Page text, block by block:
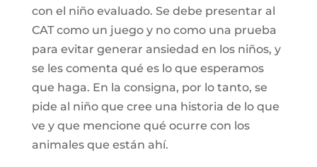
con el niño evaluado. Se debe presentar al
CAT como un juego y no como una prueba
para evitar generar ansiedad en los niños, y
se les comenta qué es lo que esperamos
que haga. En la consigna, por lo tanto, se
pide al niño que cree una historia de lo que
ve y que mencione qué ocurre con los
animales que están ahí.